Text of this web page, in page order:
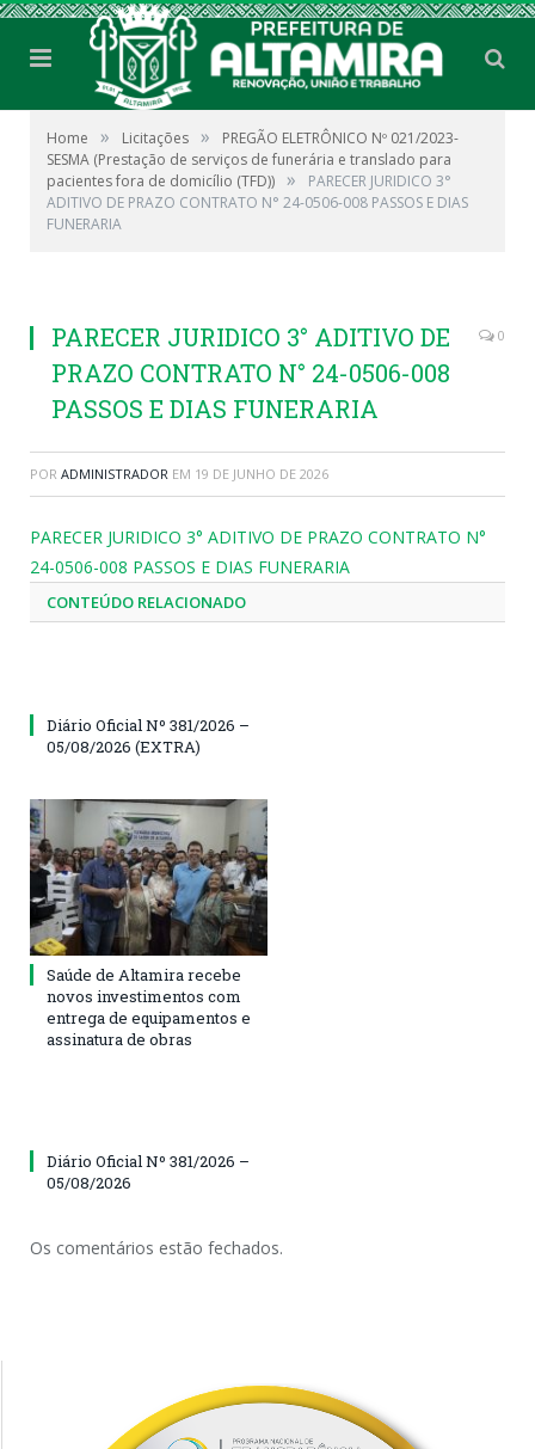
Home » Licitações »
PREGÃO ELETRÔNICO Nº 021/2023-
SESMA (Prestação de serviços de funerária e translado para
pacientes fora de domicílio (TFD)) »
PARECER JURIDICO 3°
ADITIVO DE PRAZO CONTRATO N° 24-0506-008 PASSOS E DIAS
FUNERARIA
PARECER JURIDICO 3° ADITIVO DE
PRAZO CONTRATO N° 24-0506-008
PASSOS E DIAS FUNERARIA
0
POR ADMINISTRADOR EM 19 DE JUNHO DE 2026
PARECER JURIDICO 3° ADITIVO DE PRAZO CONTRATO N°
24-0506-008 PASSOS E DIAS FUNERARIA
CONTEÚDO RELACIONADO
Diário Oficial Nº 381/2026 –
05/08/2026 (EXTRA)
Saúde de Altamira recebe
novos investimentos com
entrega de equipamentos e
assinatura de obras
Diário Oficial Nº 381/2026 –
05/08/2026
Os comentários estão fechados.